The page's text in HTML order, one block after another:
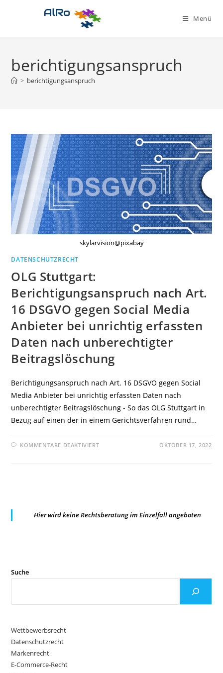
Menü
berichtigungsanspruch
> berichtigungsanspruch
skylarvision@pixabay
DATENSCHUTZRECHT
OLG Stuttgart:
Berichtigungsanspruch nach Art.
16 DSGVO gegen Social Media
Anbieter bei unrichtig erfassten
Daten nach unberechtigter
Beitragslöschung
Berichtigungsanspruch nach Art. 16 DSGVO gegen Social
Media Anbieter bei unrichtig erfassten Daten nach
unberechtigter Beitragslöschung - So das OLG Stuttgart in
Bezug auf einen der in einem Gerichtsverfahren rund…
KOMMENTARE DEAKTIVIERTFÜR
ANBIETER
OKTOBER 17, 2022
Hier wird keine Rechtsberatung im Einzelfall angeboten
Suche
Wettbewerbsrecht
Datenschutzrecht
Markenrecht
E-Commerce-Recht